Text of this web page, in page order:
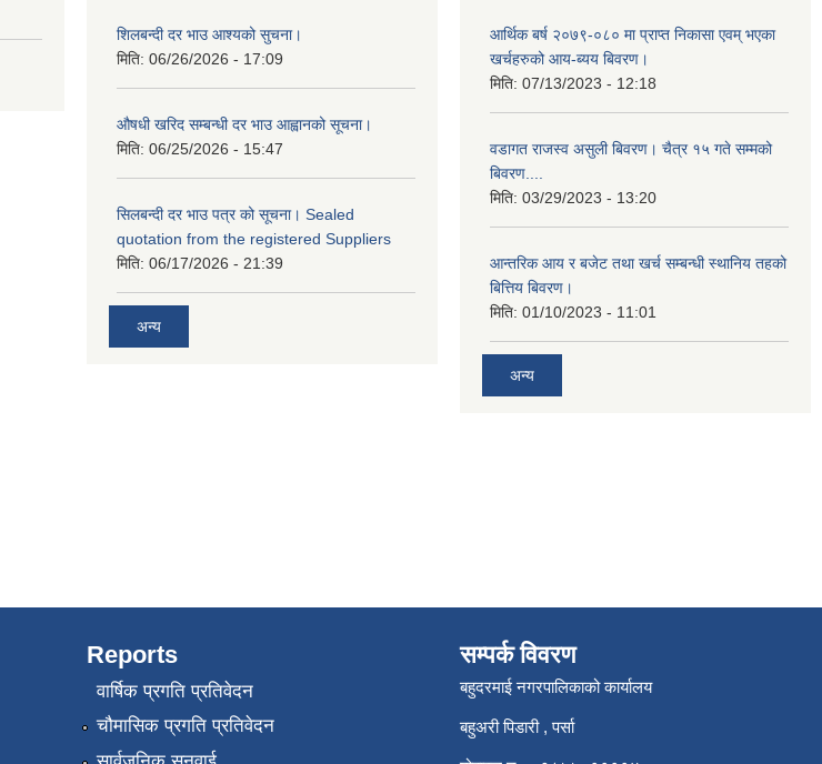
शिलबन्दी दर भाउ आश्यको सुचना।
मिति: 06/26/2026 - 17:09
औषधी खरिद सम्बन्धी दर भाउ आह्वानको सूचना।
मिति: 06/25/2026 - 15:47
सिलबन्दी दर भाउ पत्र को सूचना। Sealed
quotation from the registered Suppliers
मिति: 06/17/2026 - 21:39
अन्य
आर्थिक बर्ष २०७९-०८० मा प्राप्त निकासा एवम् भएका
खर्चहरुको आय-ब्यय बिवरण।
मिति: 07/13/2023 - 12:18
वडागत राजस्व असुली बिवरण। चैत्र १५ गते सम्मको
बिवरण....
मिति: 03/29/2023 - 13:20
आन्तरिक आय र बजेट तथा खर्च सम्बन्धी स्थानिय तहको
बित्तिय बिवरण।
मिति: 01/10/2023 - 11:01
अन्य
Reports
वार्षिक प्रगति प्रतिवेदन
चौमासिक प्रगति प्रतिवेदन
सम्पर्क विवरण
बहुदरमाई नगरपालिकाको कार्यालय
बहुअरी पिडारी , पर्सा